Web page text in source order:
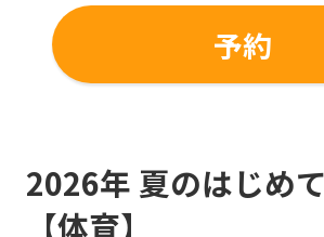
予約
2026年 夏のはじめ
【体育】